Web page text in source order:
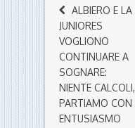
ALBIERO E LA
JUNIORES
VOGLIONO
CONTINUARE A
SOGNARE:
NIENTE CALCOLI,
PARTIAMO CON
ENTUSIASMO